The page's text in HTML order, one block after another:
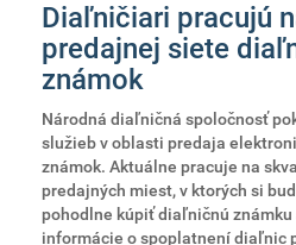
Diaľničiari pracujú
predajnej siete
známok
Národná diaľničná spoločnosť
služieb v oblasti predaja
známok. Aktuálne pracuje na
predajných miest, v ktorých si
pohodlne kúpiť diaľničnú
informácie o spoplatnení diaľnic